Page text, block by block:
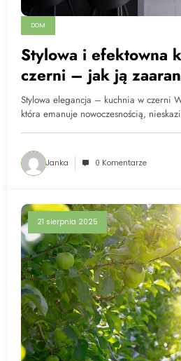
DOM
Stylowa i efektowna
czerni – jak ją
jest funkcjonalna
Stylowa elegancja – kuchnia w czerni
która emanuje nowoczesnością,
Janka 0 Komentarze
21 sierpnia 2025